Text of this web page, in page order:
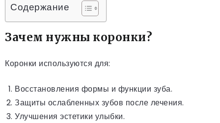
Содержание
Зачем нужны коронки?
Коронки используются для:
Восстановления формы и функции зуба.
Защиты ослабленных зубов после лечения.
Улучшения эстетики улыбки.